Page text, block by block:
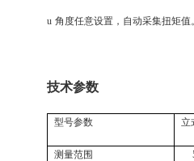
u 角度任意设置，自动采集扭矩值。
技术参数
型号参数 立
测量范围